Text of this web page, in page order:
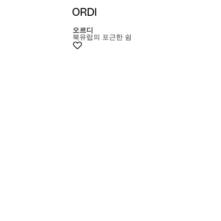
+15% 쿠폰
오르디
북유럽의 포근한 쉼